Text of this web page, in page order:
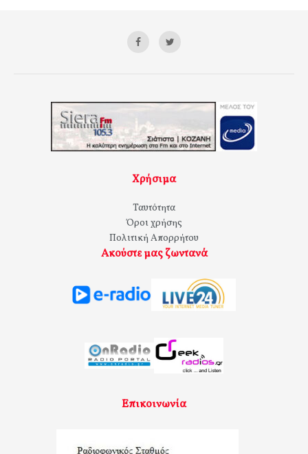
Χρήσιμα
Ταυτότητα
Όροι χρήσης
Πολιτική Απορρήτου
Ακούστε μας ζωντανά
Επικοινωνία